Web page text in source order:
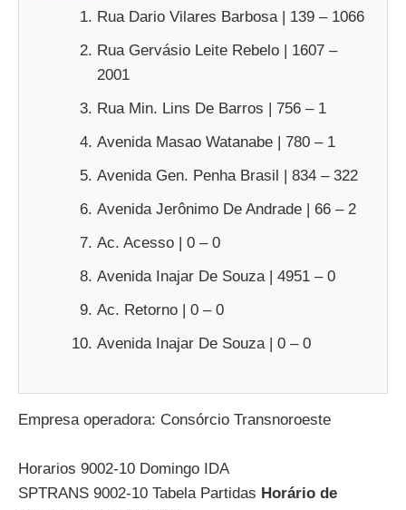
Rua Dario Vilares Barbosa | 139 – 1066
Rua Gervásio Leite Rebelo | 1607 –
2001
Rua Min. Lins De Barros | 756 – 1
Avenida Masao Watanabe | 780 – 1
Avenida Gen. Penha Brasil | 834 – 322
Avenida Jerônimo De Andrade | 66 – 2
Ac. Acesso | 0 – 0
Avenida Inajar De Souza | 4951 – 0
Ac. Retorno | 0 – 0
Avenida Inajar De Souza | 0 – 0
Empresa operadora: Consórcio Transnoroeste
Horarios 9002-10 Domingo IDA
SPTRANS 9002-10 Tabela Partidas Horário de